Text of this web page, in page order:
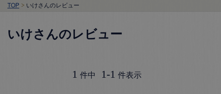
TOP いけさんのレビュー
いけさんのレビュー
1 件中 1-1 件表示